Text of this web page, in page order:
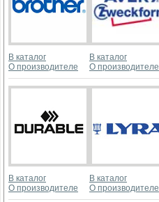
В каталог
О производителе
В каталог
О производителе
В каталог
О производителе
В каталог
О производителе